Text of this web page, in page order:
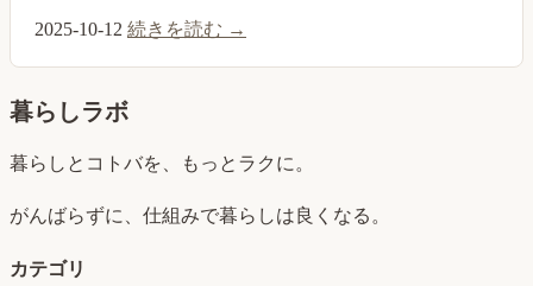
2025-10-12 続きを読む →
暮らしラボ
暮らしとコトバを、もっとラクに。
がんばらずに、仕組みで暮らしは良くなる。
カテゴリ